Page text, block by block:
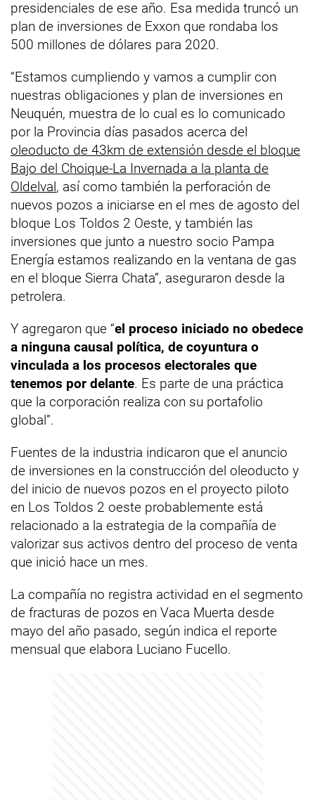
presidenciales de ese año. Esa medida truncó un
plan de inversiones de Exxon que rondaba los
500 millones de dólares para 2020.
“Estamos cumpliendo y vamos a cumplir con
nuestras obligaciones y plan de inversiones en
Neuquén, muestra de lo cual es lo comunicado
por la Provincia días pasados acerca del
oleoducto de 43km de extensión desde el bloque
Bajo del Choique-La Invernada a la planta de
Oldelval, así como también la perforación de
nuevos pozos a iniciarse en el mes de agosto del
bloque Los Toldos 2 Oeste, y también las
inversiones que junto a nuestro socio Pampa
Energía estamos realizando en la ventana de gas
en el bloque Sierra Chata”, aseguraron desde la
petrolera.
Y agregaron que “el proceso iniciado no obedece
a ninguna causal política, de coyuntura o
vinculada a los procesos electorales que
tenemos por delante. Es parte de una práctica
que la corporación realiza con su portafolio
global”.
Fuentes de la industria indicaron que el anuncio
de inversiones en la construcción del oleoducto y
del inicio de nuevos pozos en el proyecto piloto
en Los Toldos 2 oeste probablemente está
relacionado a la estrategia de la compañía de
valorizar sus activos dentro del proceso de venta
que inició hace un mes.
La compañía no registra actividad en el segmento
de fracturas de pozos en Vaca Muerta desde
mayo del año pasado, según indica el reporte
mensual que elabora Luciano Fucello.